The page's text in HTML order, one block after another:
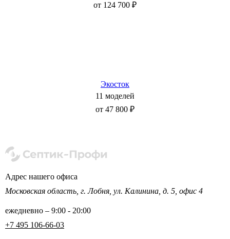
от 124 700 ₽
Экосток
11 моделей
от 47 800 ₽
Адрес нашего офиса
Московская область, г. Лобня, ул. Калинина, д. 5, офис 4
ежедневно – 9:00 - 20:00
+7 495 106-66-03